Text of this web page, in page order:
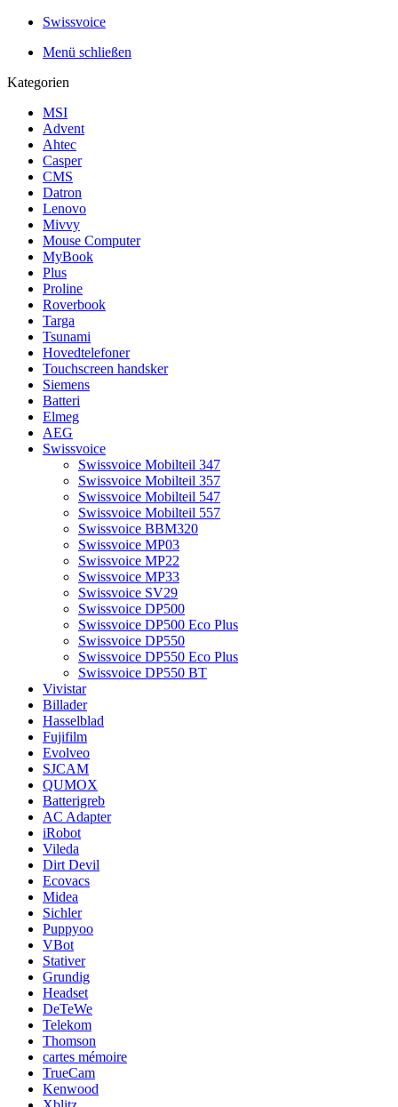
Swissvoice
Menü schließen
Kategorien
MSI
Advent
Ahtec
Casper
CMS
Datron
Lenovo
Mivvy
Mouse Computer
MyBook
Plus
Proline
Roverbook
Targa
Tsunami
Hovedtelefoner
Touchscreen handsker
Siemens
Batteri
Elmeg
AEG
Swissvoice
Swissvoice Mobilteil 347
Swissvoice Mobilteil 357
Swissvoice Mobilteil 547
Swissvoice Mobilteil 557
Swissvoice BBM320
Swissvoice MP03
Swissvoice MP22
Swissvoice MP33
Swissvoice SV29
Swissvoice DP500
Swissvoice DP500 Eco Plus
Swissvoice DP550
Swissvoice DP550 Eco Plus
Swissvoice DP550 BT
Vivistar
Billader
Hasselblad
Fujifilm
Evolveo
SJCAM
QUMOX
Batterigreb
AC Adapter
iRobot
Vileda
Dirt Devil
Ecovacs
Midea
Sichler
Puppyoo
VBot
Stativer
Grundig
Headset
DeTeWe
Telekom
Thomson
cartes mémoire
TrueCam
Kenwood